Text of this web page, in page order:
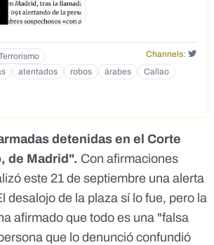
Channels:
atentados robos árabes
Callao
detenidas en el Corte
de Madrid". Con afirmaciones
este 21 de septiembre una alerta
desalojo de la plaza sí lo fue, pero la
afirmado que todo es una "falsa
que lo denunció confundió